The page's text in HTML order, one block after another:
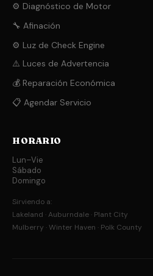
⚙️ Diagnóstico de Motor
🔧 Afinación
⚙️ Luz de Check Engine
⚠️ Luces de Advertencia
💰 Reparación Económica
📋 Agendar Servicio
HORARIO
Lun–Vie
Sábado
Domingo
Sirviendo a:
Lakeland · Auburndale · Plant City
Mulberry · Winter Haven · Polk County